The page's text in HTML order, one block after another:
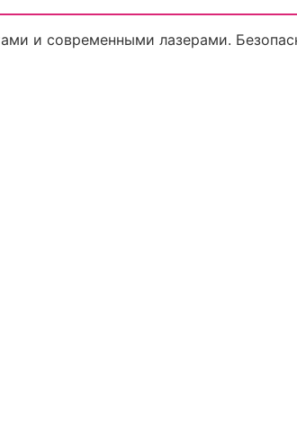
и современными лазерами.